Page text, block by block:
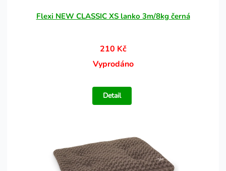
Flexi NEW CLASSIC XS lanko 3m/8kg černá
210 Kč
Vyprodáno
Detail